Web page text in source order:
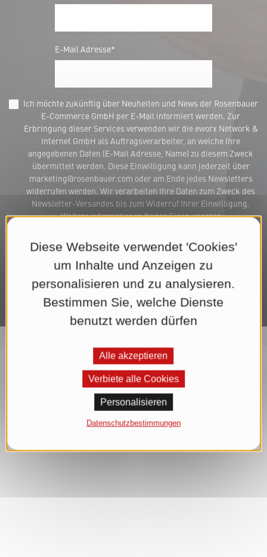
E-Mail Adresse*
Ich möchte zukünftig über Neuheiten und News der Rosenbauer
E-Commerce GmbH per E-Mail informiert werden. Zur
Erbringung dieser Services verwenden wir die eworx Network &
Internet GmbH als Auftragsverarbeiter, an welche Ihre
angegebenen Daten (E-Mail Adresse, Name) zu diesem Zweck
übermittelt werden. Diese Einwilligung kann jederzeit über
marketing@rosenbauer.com oder am Ende jedes Newsletters
widerrufen werden. Wir verarbeiten Ihre Daten zum Zweck des
Newsletter-Versandes bis zum Widerruf Ihrer Einwilligung.
Weitere Informationen finden Sie in unserer
Jetzt Newsletter abonnieren
Diese Webseite verwendet 'Cookies'
um Inhalte und Anzeigen zu
personalisieren und zu analysieren.
Bestimmen Sie, welche Dienste
benutzt werden dürfen
Alle akzeptieren
Verbiete alle Cookies
Personalisieren
Datenschutzbestimmungen